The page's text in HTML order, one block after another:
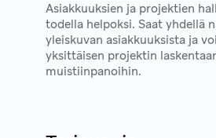
Asiakkuuksien ja projektien
todella helpoksi. Saat yhdellä
yleiskuvan asiakkuuksista ja
yksittäisen projektin
muistiinpanoihin.